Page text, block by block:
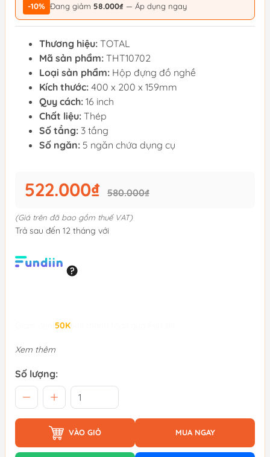
-10% Đang giảm 58.000₫ — Áp dụng ngay
Thương hiệu: TOTAL
Mã sản phẩm: THT10702
Loại sản phẩm: Hộp đựng đồ nghề
Kích thước: 400 x 200 x 159mm
Quy cách: 16 inch
Chất liệu: Thép
Số tầng: 3 tầng
Số ngăn: 5 ngăn chứa dụng cụ
522.000₫ 580.000₫
(Giá trên đã bao gồm thuế VAT)
Trả sau đến 12 tháng với
50K
Xem thêm
Số lượng:
VÀO GIỎ MUA NGAY